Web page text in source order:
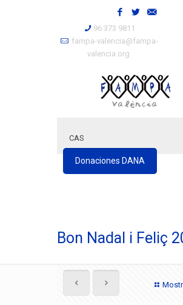
96 373 9811
fampa-valencia@fampa-
valencia.org
CAS
Donaciones DANA
Bon Nadal i Feliç